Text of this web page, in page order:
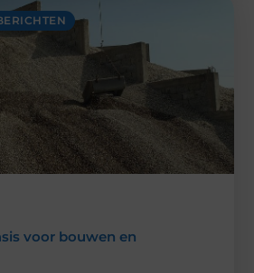
voor bouwen en